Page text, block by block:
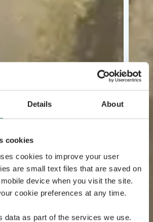
Details About
cookies
cookies to improve your user
are small text files that are saved on
device when you visit the site.
cookie preferences at any time.
data as part of the services we use.